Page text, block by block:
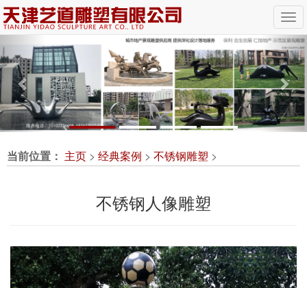
Previous
当前位置： 主页 > 经典案例 > 不锈钢雕塑 >
不锈钢人像雕塑